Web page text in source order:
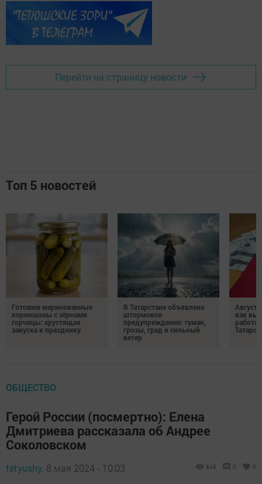
Перейти на страницу новости
Топ 5 новостей
Готовим маринованные
корнишоны с зёрнами
горчицы: хрустящая
закуска к празднику
В Татарстане объявлено
штормовое
предупреждение: туман,
грозы, град и сильный
ветер
как
ОБЩЕСТВО
Герой России (посмертно): Елена
Дмитриева рассказала об Андрее
Соколовском
tetyushy, 8 мая 2024 - 10:03 843 0 0